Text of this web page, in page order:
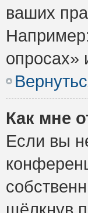
ваших
опросах»
Как мне
Если вы